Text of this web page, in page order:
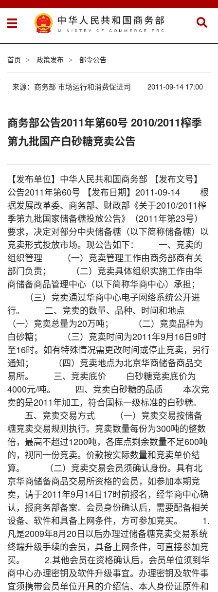
首页 > 政策发布 > 部令公告
来源：商务部 市场运行和消费促进司 2011-09-14 17:00
商务部公告2011年第60号 2010/2011榨季
第九批国产白砂糖竞卖公告
【发布单位】中华人民共和国商务部 【发布文号】
公告2011年第60号 【发布日期】2011-09-14 根
据发展改革委、商务部、财政部《关于2010/2011榨
季第九批国家储备糖投放公告》（2011年第23号）
要求，决定对部分中央储备糖（以下简称储备糖）以
竞卖形式投放市场。现公告如下： 一、竞卖的
组织管理 （一）竞卖管理工作由商务部商有关
部门负责； （二）竞卖具体组织实施工作由华
商储备商品管理中心（以下简称华商中心）承担；
（三）竞卖通过华商中心电子网络系统公开进
行。 二、竞卖的数量、品种、时间和地点
（一）竞卖总量为20万吨； （二）竞卖品种为
白砂糖； （三）竞卖时间为2011年9月16日9时
至16时。如有特殊情况需更改时间或停止竞卖，另行
通知； （四）竞卖地点为北京华商储备商品交
易所。 三、竞卖底价 白砂糖竞卖底价为
4000元/吨。 四、竞卖白砂糖的品质 本次竞
卖的是2011年加工，符合国标一级标准的白砂糖。
五、竞卖交易方式 （一）竞卖交易按储备
糖竞卖交易规则执行。竞卖数量每份为300吨的整数
倍，最高不超过1200吨，各库点剩余数量不足600吨
的，视同一份竞卖。价款按实际数量和竞卖单价结
算。 （二）竞卖交易会员须确认身份。具有北
京华商储备商品交易所资格的会员，如参加本期竞
卖，请于2011年9月14日17时前报名，经华商中心确
认，报商务部备案。会员身份确认后，需要配备相关
设备、软件和具备上网条件，方可参加竞买。 1.
凡是2009年8月20日以后办理过储备糖竞卖交易系统
终端升级手续的会员，具备上网条件，可直接参加竞
买。 2.其他会员在资格确认后，会员单位须到华
商中心办理密钥及软件升级事宜。办理密钥及软件事
宜须携带会员单位开具的介绍信、本人身份证原件和